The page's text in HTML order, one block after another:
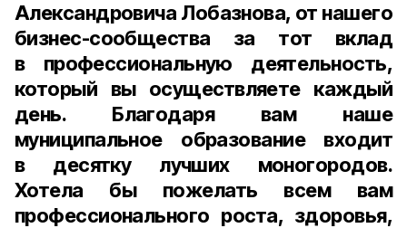
Александровича Лобазнова, от нашего
бизнес-сообщества за тот вклад
в профессиональную деятельность,
который вы осуществляете каждый
день. Благодаря вам наше
муниципальное образование входит
в десятку лучших моногородов.
Хотела бы пожелать всем вам
профессионального роста, здоровья,